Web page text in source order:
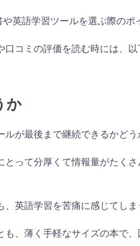
英語学習ツールを選ぶ際のポ
コミの評価を読む時には、
か
ルが最後まで継続できるかどう
とって分厚くて情報量がたく
、英語学習を苦痛に感じてしま
、薄く手軽なサイズの本で